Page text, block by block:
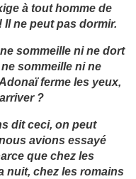
à tout homme de
ne peut pas dormir.
sommeille ni ne dort
sommeille ni ne
ferme les yeux,
?
dit ceci, on peut
avions essayé
que chez les
nuit, chez les romains